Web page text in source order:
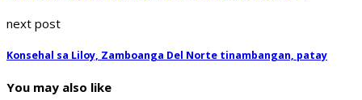
next post
Konsehal sa Liloy, Zamboanga Del Norte tinambangan, patay
You may also like